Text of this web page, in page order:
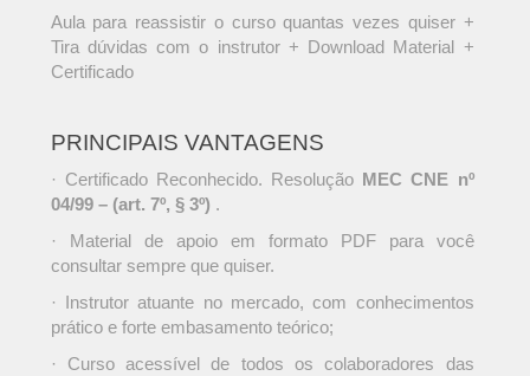
Aula para reassistir o curso quantas vezes quiser +
Tira dúvidas com o instrutor + Download Material +
Certificado
PRINCIPAIS VANTAGENS
· Certificado Reconhecido. Resolução MEC CNE nº
04/99 – (art. 7º, § 3º) .
· Material de apoio em formato PDF para você
consultar sempre que quiser.
· Instrutor atuante no mercado, com conhecimentos
prático e forte embasamento teórico;
· Curso acessível de todos os colaboradores das